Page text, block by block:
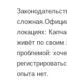
локациях:
живёт по своим
проблемой:
опыта нет.